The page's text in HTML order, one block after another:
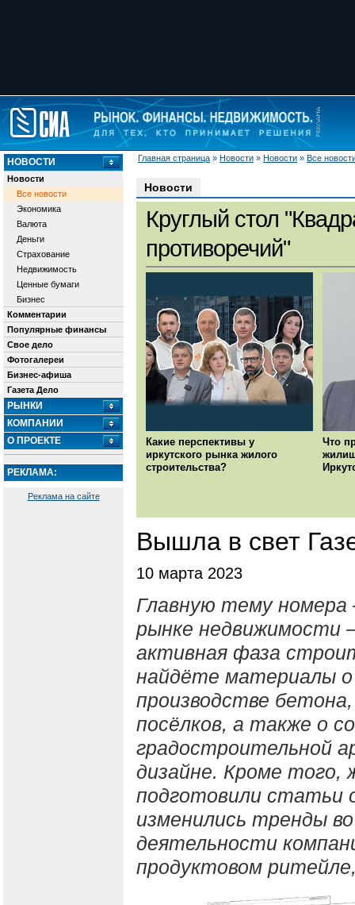
Главная страница » Новости » Новости » Все
НОВОСТИ
Новости
Все новости
Экономика
Валюта
Деньги
Страхование
Недвижимость
Ценные бумаги
Бизнес
Комментарии
Популярные финансы
Свое дело
Фотогалереи
Бизнес-афиша
Газета Дело
РЫНКИ
КОМПАНИИ
О ПРОЕКТЕ
РЕКЛАМА:
Реклама на сайте
Новости
Круглый стол
противоречий"
Какие перспективы у
иркутского рынка жилого
строительства?
Что
Вышла в свет
10 марта 2023
Главную тему
рынке недвижимости
активная фаза
найдёте материалы о
производстве
посёлков, а также о
градостроительной
дизайне. Кроме того,
подготовили статьи
изменились тренды
деятельности
продуктовом